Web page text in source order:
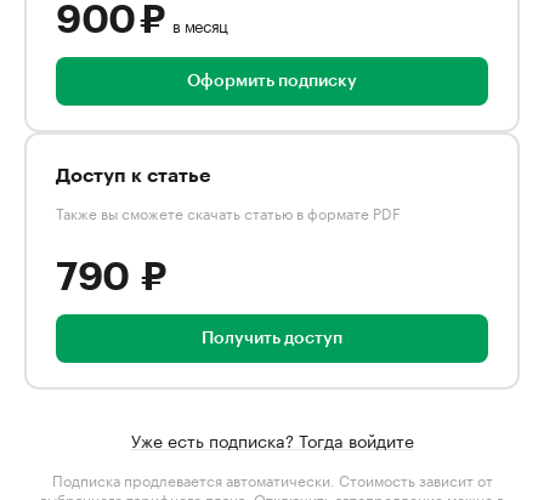
900 ₽ в месяц
Оформить подписку
Доступ к статье
Также вы сможете скачать статью в формате PDF
790 ₽
Получить доступ
Уже есть подписка? Тогда войдите
Подписка продлевается автоматически. Стоимость зависит от